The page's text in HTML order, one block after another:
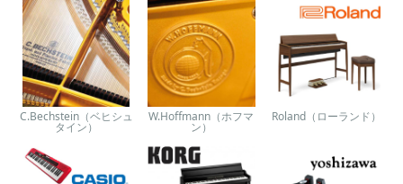
C.Bechstein（ベヒシュ
タイン）
W.Hoffmann（ホフマ
ン）
Roland（ローランド）